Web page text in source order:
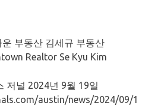
부동산 김세규 부동산
Realtor Se Kyu Kim
저널 2024년 9월 19일
austin/news/2024/09/1